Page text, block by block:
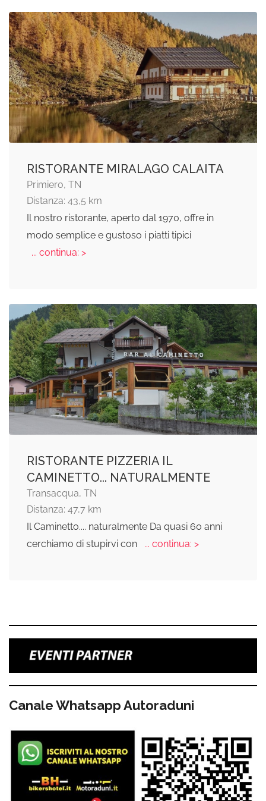
RISTORANTE MIRALAGO CALAITA
Primiero, TN
Distanza: 43,5 km
Il nostro ristorante, aperto dal 1970, offre in
modo semplice e gustoso i piatti tipici
... continua: >
RISTORANTE PIZZERIA IL
CAMINETTO... NATURALMENTE
Transacqua, TN
Distanza: 47,7 km
Il Caminetto.... naturalmente Da quasi 60 anni
cerchiamo di stupirvi con
... continua: >
Canale Whatsapp Autoraduni